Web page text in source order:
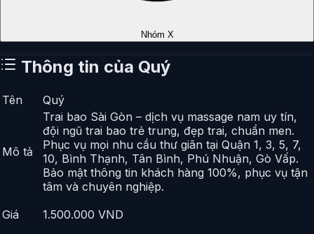
Nhóm X
Thông tin của Quý
Tên Quý
Mô tả
Trai bao Sài Gòn – dịch vụ massage nam uy tín,
đội ngũ trai bao trẻ trung, đẹp trai, chuẩn men.
Phục vụ mọi nhu cầu thư giãn tại Quận 1, 3, 5, 7,
10, Bình Thạnh, Tân Bình, Phú Nhuận, Gò Vấp.
Bảo mật thông tin khách hàng 100%, phục vụ tận
tâm và chuyên nghiệp.
Giá
1.500.000 VND